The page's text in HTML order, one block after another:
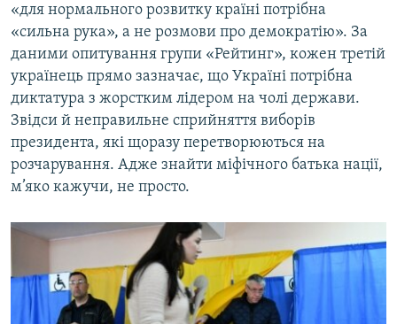
«для нормального розвитку країнi потрiбна
«сильна рука», а не розмови про демократію». За
даними опитування групи «Рейтинг», кожен третій
українець прямо зазначає, що Україні потрібна
диктатура з жорстким лідером на чолі держави.
Звідси й неправильне сприйняття виборів
президента, які щоразу перетворюються на
розчарування. Адже знайти міфічного батька нації,
м’яко кажучи, не просто.